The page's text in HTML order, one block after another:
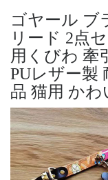
ゴヤール ブ
リード 2点
用くびわ 牽
PUレザー製
品 猫用 かわ